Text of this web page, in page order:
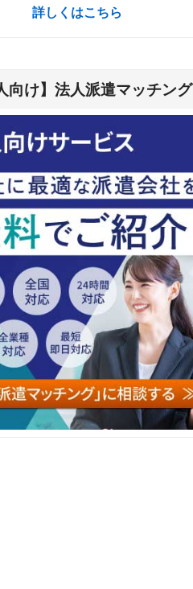
詳しくはこちら
向け】法人派遣マッチング